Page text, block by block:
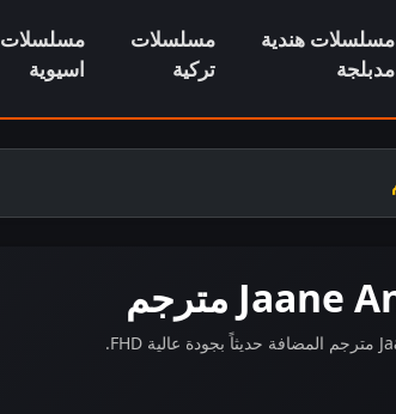
مسلسلات هندية
مدبلجة
مسلسلات
تركية
مسلسلات
اسيوية